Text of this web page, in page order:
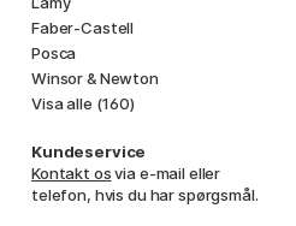
Faber-Castell
Posca
Winsor & Newton
Visa alle (160)
Kundeservice
Kontakt osvia e-mail eller
telefon, hvis du har spørgsmål.